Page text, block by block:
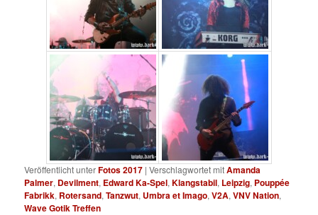
Veröffentlicht unterFotos 2017 |Verschlagwortet mitAmanda
Palmer, Devilment, Edward Ka-Spel,Klangstabil, Leipzig, Pouppée
Fabrikk, Rotersand,Tanzwut, Umbra et Imago,V2A,VNV Nation,
Wave Gotik Treffen